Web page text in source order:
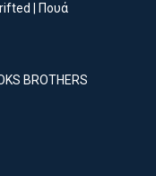
| Πουά
BROTHERS